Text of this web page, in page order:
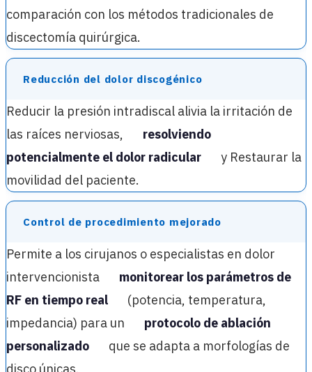
comparación con los métodos tradicionales de
discectomía quirúrgica.
Reducción del dolor discogénico
Reducir la presión intradiscal alivia la irritación de
las raíces nerviosas,
resolviendo
potencialmente el dolor radicular
y Restaurar la
movilidad del paciente.
Control de procedimiento mejorado
Permite a los cirujanos o especialistas en dolor
intervencionista
monitorear los parámetros de
RF en tiempo real
(potencia, temperatura,
impedancia) para un
protocolo de ablación
personalizado
que se adapta a morfologías de